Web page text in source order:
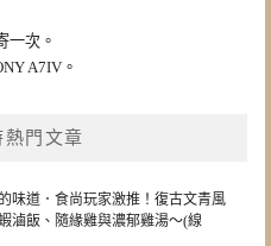
一次。
A7IV。
門文章
味道．食尚玩家激推！復古文青風
滷飯、隨緣雞與濃郁雞湯～(線